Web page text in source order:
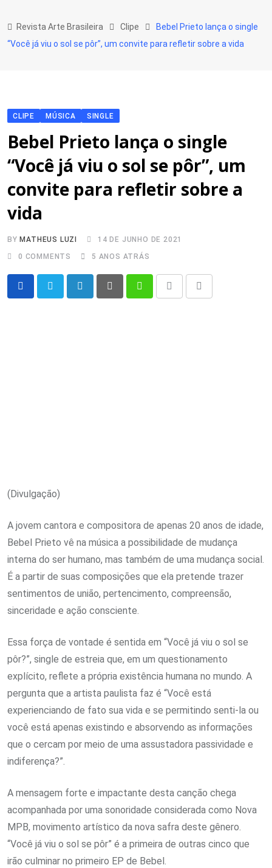
to
content
Revista Arte Brasileira Clipe
Bebel Prieto lança o single
“Você já viu o sol se pôr”, um convite para refletir sobre a vida
CLIPE MÚSICA SINGLE
Bebel Prieto lança o single
“Você já viu o sol se pôr”, um
convite para refletir sobre a
vida
BY MATHEUS LUZI
14 DE JUNHO DE 2021
0 COMMENTS 5 ANOS ATRÁS
(Divulgação)
A jovem cantora e compositora de apenas 20 anos de idade,
Bebel Prieto vê na música a possibilidade de mudança
interna do ser humano, mas também de uma mudança social.
É a partir de suas composições que ela pretende trazer
sentimentos de união, pertencimento, compreensão,
sinceridade e ação consciente.
Essa força de vontade é sentida em “Você já viu o sol se
pôr?”, single de estreia que, em um questionamento
explícito, reflete a própria existência humana no mundo. A
pergunta que a artista paulista faz é “Você está
experienciando de fato sua vida e se permitindo senti-la ou
você está apenas existindo e absorvendo as informações
que o cercam por meio de uma assustadora passividade e
indiferença?”.
A mensagem forte e impactante desta canção chega
acompanhada por uma sonoridade considerada como Nova
MPB, movimento artístico da nova safra deste gênero.
“Você já viu o sol se pôr” é a primeira de outras cinco que
irão culminar no primeiro EP de Bebel.